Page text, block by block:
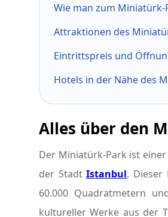
Wie man zum
Attraktionen des
Eintrittspreis und
Hotels in der Nähe des
Alles über den
Der Miniatürk-Park ist
der StadtIstanbul. Dieser
60.000 Quadratmetern
kultureller Werke aus der